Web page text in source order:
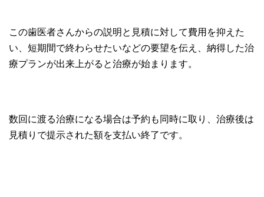
この歯医者さんからの説明と見積に対して費用を抑えた
い、短期間で終わらせたいなどの要望を伝え、納得した治
療プランが出来上がると治療が始まります。
数回に渡る治療になる場合は予約も同時に取り、治療後は
見積りで提示された額を支払い終了です。